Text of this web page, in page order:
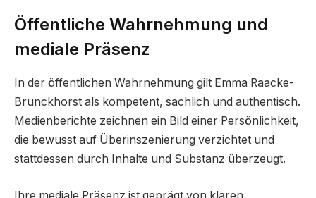
Öffentliche Wahrnehmung und
mediale Präsenz
In der öffentlichen Wahrnehmung gilt Emma Raacke-
Brunckhorst als kompetent, sachlich und authentisch.
Medienberichte zeichnen ein Bild einer Persönlichkeit,
die bewusst auf Überinszenierung verzichtet und
stattdessen durch Inhalte und Substanz überzeugt.